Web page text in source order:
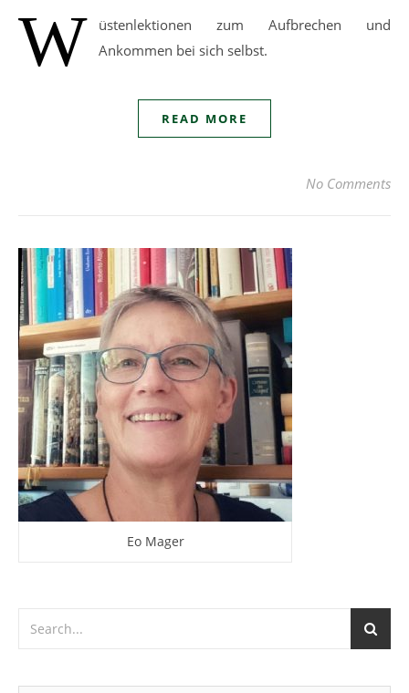
W
üstenlektionen zum Aufbrechen und
Ankommen bei sich selbst.
READ MORE
No Comments
Eo Mager